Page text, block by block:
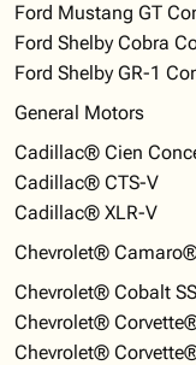
Ford Mustang GT
Ford Shelby Cobra
Ford Shelby GR-1
General Motors
Cadillac® Cien
Cadillac® CTS-V
Cadillac® XLR-V
Chevrolet®
Chevrolet® Cobalt
Chevrolet®
Chevrolet®